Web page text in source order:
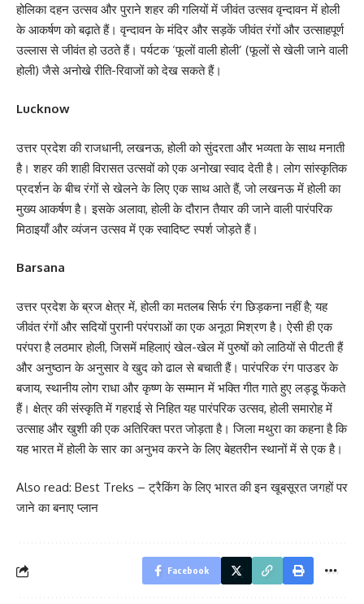
होलिका दहन उत्सव और पुराने शहर की गलियों में जीवंत उत्सव वृन्दावन में होली
के आकर्षण को बढ़ाते हैं। वृन्दावन के मंदिर और सड़कें जीवंत रंगों और उत्साहपूर्ण
उल्लास से जीवंत हो उठते हैं। पर्यटक ‘फूलों वाली होली’ (फूलों से खेली जाने वाली
होली) जैसे अनोखे रीति-रिवाजों को देख सकते हैं।
Lucknow
उत्तर प्रदेश की राजधानी, लखनऊ, होली को सुंदरता और भव्यता के साथ मनाती
है। शहर की शाही विरासत उत्सवों को एक अनोखा स्वाद देती है। लोग सांस्कृतिक
प्रदर्शन के बीच रंगों से खेलने के लिए एक साथ आते हैं, जो लखनऊ में होली का
मुख्य आकर्षण है। इसके अलावा, होली के दौरान तैयार की जाने वाली पारंपरिक
मिठाइयाँ और व्यंजन उत्सव में एक स्वादिष्ट स्पर्श जोड़ते हैं।
Barsana
उत्तर प्रदेश के ब्रज क्षेत्र में, होली का मतलब सिर्फ रंग छिड़कना नहीं है; यह
जीवंत रंगों और सदियों पुरानी परंपराओं का एक अनूठा मिश्रण है। ऐसी ही एक
परंपरा है लठमार होली, जिसमें महिलाएं खेल-खेल में पुरुषों को लाठियों से पीटती हैं
और अनुष्ठान के अनुसार वे खुद को ढाल से बचाती हैं। पारंपरिक रंग पाउडर के
बजाय, स्थानीय लोग राधा और कृष्ण के सम्मान में भक्ति गीत गाते हुए लड्डू फेंकते
हैं। क्षेत्र की संस्कृति में गहराई से निहित यह पारंपरिक उत्सव, होली समारोह में
उत्साह और खुशी की एक अतिरिक्त परत जोड़ता है। जिला मथुरा का कहना है कि
यह भारत में होली के सार का अनुभव करने के लिए बेहतरीन स्थानों में से एक है।
Also read: Best Treks – ट्रैकिंग के लिए भारत की इन खूबसूरत जगहों पर
जाने का बनाए प्लान
Facebook